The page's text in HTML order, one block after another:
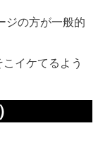
ジの方が一般的
イケてるよう